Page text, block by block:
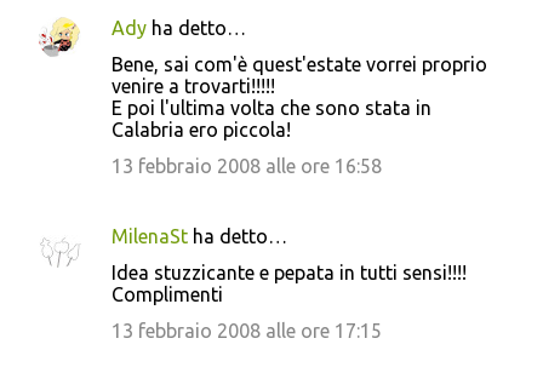
Ady ha detto…
Bene, sai com'è quest'estate vorrei proprio
venire a trovarti!!!!!
E poi l'ultima volta che sono stata in
Calabria ero piccola!
13 febbraio 2008 alle ore 16:58
MilenaSt ha detto…
Idea stuzzicante e pepata in tutti sensi!!!!
Complimenti
13 febbraio 2008 alle ore 17:15